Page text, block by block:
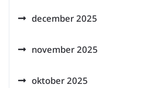
december 2025
november 2025
oktober 2025